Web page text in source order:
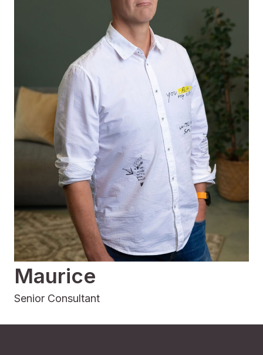
Maurice
Senior Consultant